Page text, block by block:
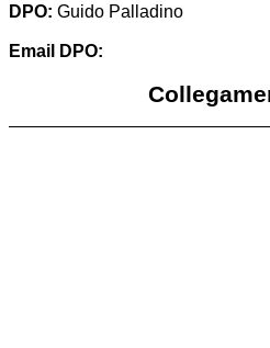
DPO: Guido Palladino
Email DPO: